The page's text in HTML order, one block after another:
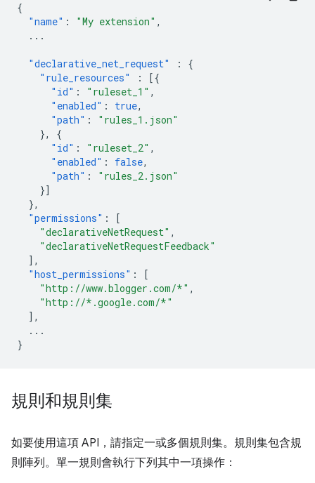
{
"name" : "My extension" ,
...
"declarative_net_request" :
{
"rule_resources"
:
[{
"id" : "ruleset_1" ,
"enabled" : true,
"path" :
"rules_1.json"
},
{
"id" : "ruleset_2" ,
"enabled" : false,
"path" :
"rules_2.json"
}]
},
"permissions" :
[
"declarativeNetRequest" ,
"declarativeNetRequestFeedback"
],
"host_permissions" :
[
"http://www.blogger.com/*" ,
"http://*.google.com/*"
],
...
}
規則和規則集
如要使用這項 API，請指定一或多個規則集。規則集包含規
則陣列。單一規則會執行下列其中一項操作：